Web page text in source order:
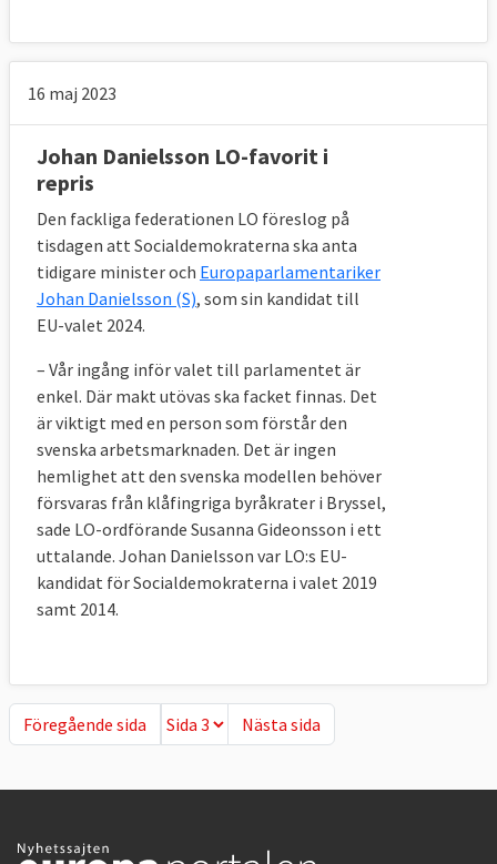
16 maj 2023
Johan Danielsson LO-favorit i
repris
Den fackliga federationen LO föreslog på
tisdagen att Socialdemokraterna ska anta
tidigare minister och Europaparlamentariker
Johan Danielsson (S), som sin kandidat till
EU-valet 2024.
– Vår ingång inför valet till parlamentet är
enkel. Där makt utövas ska facket finnas. Det
är viktigt med en person som förstår den
svenska arbetsmarknaden. Det är ingen
hemlighet att den svenska modellen behöver
försvaras från klåfingriga byråkrater i Bryssel,
sade LO-ordförande Susanna Gideonsson i ett
uttalande. Johan Danielsson var LO:s EU-
kandidat för Socialdemokraterna i valet 2019
samt 2014.
Föregående sida
Föregående sida Nästa sida
Nästa sida